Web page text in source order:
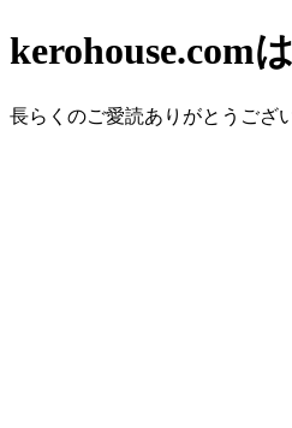
kerohouse.com
長らくのご愛読ありがとうござ